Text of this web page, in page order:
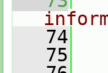
   74
   75